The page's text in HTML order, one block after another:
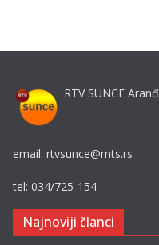
RTV SUNCE
email: rtvsunce@mts.rs
tel: 034/725-154
Najnoviji članci